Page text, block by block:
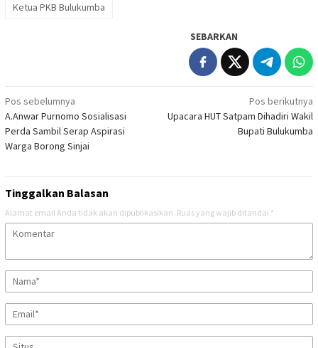
Ketua PKB Bulukumba
SEBARKAN
Navigasi
pos
Pos sebelumnya
A.Anwar Purnomo Sosialisasi
Perda Sambil Serap Aspirasi
Warga Borong Sinjai
Pos berikutnya
Upacara HUT Satpam Dihadiri Wakil
Bupati Bulukumba
Tinggalkan Balasan
Alamat email Anda tidak akan dipublikasikan. Ruas yang wajib ditandai *